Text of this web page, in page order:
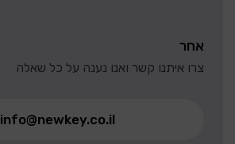
אחר
צרו איתנו קשר ואנו נענה על כל שאלה
info@newkey.co.il